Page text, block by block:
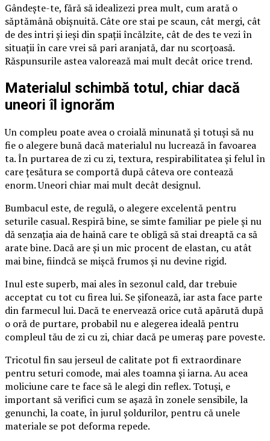
Gândește-te, fără să idealizezi prea mult, cum arată o
săptămână obișnuită. Câte ore stai pe scaun, cât mergi, cât
de des intri și ieși din spații încălzite, cât de des te vezi în
situații în care vrei să pari aranjată, dar nu scorțoasă.
Răspunsurile astea valorează mai mult decât orice trend.
Materialul schimbă totul, chiar dacă
uneori îl ignorăm
Un compleu poate avea o croială minunată și totuși să nu
fie o alegere bună dacă materialul nu lucrează în favoarea
ta. În purtarea de zi cu zi, textura, respirabilitatea și felul în
care țesătura se comportă după câteva ore contează
enorm. Uneori chiar mai mult decât designul.
Bumbacul este, de regulă, o alegere excelentă pentru
seturile casual. Respiră bine, se simte familiar pe piele și nu
dă senzația aia de haină care te obligă să stai dreaptă ca să
arate bine. Dacă are și un mic procent de elastan, cu atât
mai bine, fiindcă se mișcă frumos și nu devine rigid.
Inul este superb, mai ales în sezonul cald, dar trebuie
acceptat cu tot cu firea lui. Se șifonează, iar asta face parte
din farmecul lui. Dacă te enervează orice cută apărută după
o oră de purtare, probabil nu e alegerea ideală pentru
compleul tău de zi cu zi, chiar dacă pe umeraș pare poveste.
Tricotul fin sau jerseul de calitate pot fi extraordinare
pentru seturi comode, mai ales toamna și iarna. Au acea
moliciune care te face să le alegi din reflex. Totuși, e
important să verifici cum se așază în zonele sensibile, la
genunchi, la coate, în jurul șoldurilor, pentru că unele
materiale se pot deforma repede.